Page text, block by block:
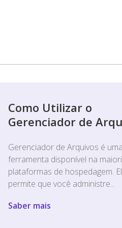
Como Utilizar o
Gerenciador de
Gerenciador de Arquivos é uma
ferramenta disponível na
plataformas de hospedagem.
permite que você administre...
Saber mais